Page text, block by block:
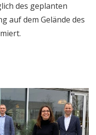
des geplanten
auf dem Gelände des